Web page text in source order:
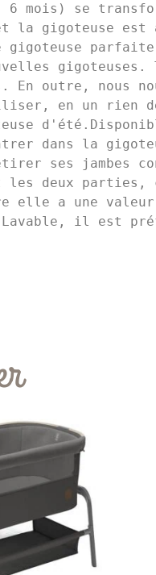
mois) se
gigoteuse est
gigoteuse
gigoteuses.
En outre, nous
en un rien
dans la
ses jambes
les deux parties,
elle a une valeur
Lavable, il est